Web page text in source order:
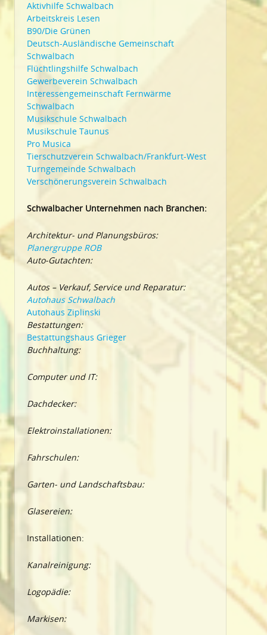
Aktivhilfe Schwalbach
Arbeitskreis Lesen
B90/Die Grünen
Deutsch-Ausländische Gemeinschaft
Schwalbach
Flüchtlingshilfe Schwalbach
Gewerbeverein Schwalbach
Interessengemeinschaft Fernwärme
Schwalbach
Musikschule Schwalbach
Musikschule Taunus
Pro Musica
Tierschutzverein Schwalbach/Frankfurt-West
Turngemeinde Schwalbach
Verschönerungsverein Schwalbach
Schwalbacher Unternehmen nach Branchen:
Architektur- und Planungsbüros:
Planergruppe ROB
Auto-Gutachten:
Autos – Verkauf, Service und Reparatur:
Autohaus Schwalbach
Autohaus Ziplinski
Bestattungen:
Bestattungshaus Grieger
Buchhaltung:
Computer und IT:
Dachdecker:
Elektroinstallationen:
Fahrschulen:
Garten- und Landschaftsbau:
Glasereien:
Installationen:
Kanalreinigung:
Logopädie:
Markisen: